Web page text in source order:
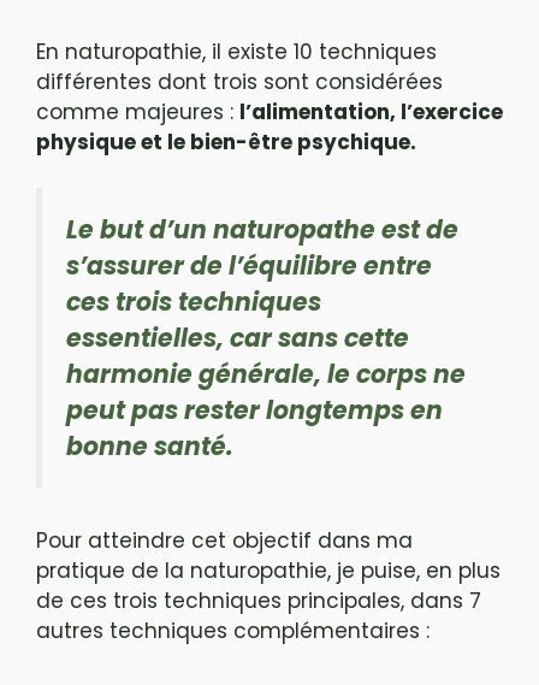
En naturopathie, il existe 10 techniques
différentes dont trois sont considérées
comme majeures : l’alimentation, l’exercice
physique et le bien-être psychique.
Le but d’un naturopathe est de
s’assurer de l’équilibre entre
ces trois techniques
essentielles, car sans cette
harmonie générale, le corps ne
peut pas rester longtemps en
bonne santé.
Pour atteindre cet objectif dans ma
pratique de la naturopathie, je puise, en plus
de ces trois techniques principales, dans 7
autres techniques complémentaires :